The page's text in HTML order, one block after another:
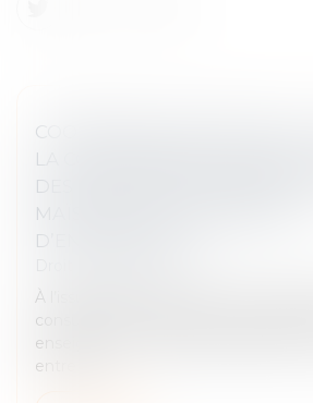
COOPÉRATIVES AGRICOLES :
LA CONCURRENCE AUTORISE
DES GROUPES COOPÉRATIFS
MAÏSADOUR, SOUS RÉSERVE
D’ENGAGEMENTS
À l’issue d’une instruction qui a
consulter de nombreux tiers
enseignes de la grande distribution),
entre le...